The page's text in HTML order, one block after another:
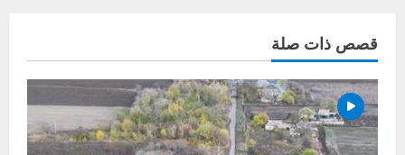
قصص ذات صلة